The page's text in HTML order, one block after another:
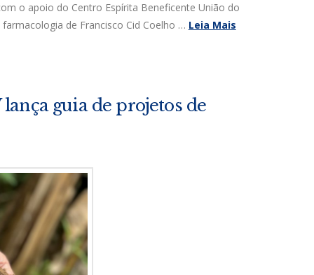
o apoio do Centro Espírita Beneficente União do
de Francisco Cid Coelho … Leia Mais
guia de projetos de